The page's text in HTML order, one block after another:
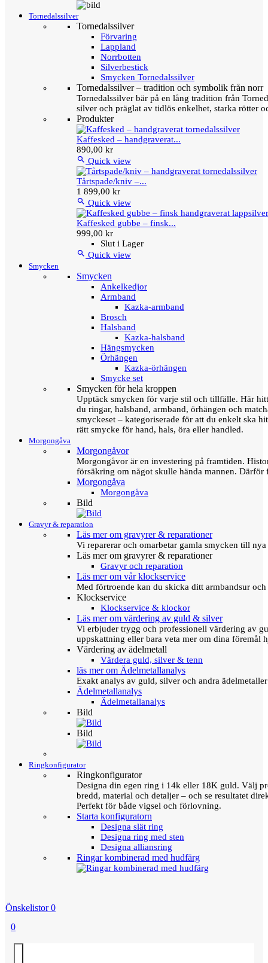
Tornedalssilver
Tornedalssilver
Förvaring
Lappland
Norrbotten
Silverbestick
Smycken Tornedalssilver
Tornedalssilver – tradition och symbolik från norr
Tornedalssilver bär på en lång tradition från
silver och präglat av tidlös enkelhet, starka rötter
Produkter
Kaffesked – handgraverat...
890,00 kr
 Quick view
Tårtspade/kniv –...
1 899,00 kr
 Quick view
Kaffesked gubbe – finsk...
999,00 kr
Slut i Lager
 Quick view
Smycken
Smycken
Ankelkedjor
Armband
Kazka-armband
Brosch
Halsband
Kazka-halsband
Hängsmycken
Örhängen
Kazka-örhängen
Smycke set
Smycken för hela kroppen
Upptäck smycken för varje stil och tillfälle. Här
du ringar, halsband, armband, örhängen och
smyckeset – kategoriserade för att du enkelt ska
rätt smycke för hand, hals, öra eller handled.
Morgongåva
Morgongåvor
Morgongåvor är en investering på framtiden.
försäkring om något skulle hända mannen.
Morgongåva
Morgongåva
Bild
Gravyr & reparation
Läs mer om gravyrer & reparationer
Vi reparerar och omarbetar gamla smycken till
Läs mer om gravyrer & reparationer
Gravyr och reparation
Läs mer om vår klockservice
Med förtroende kan du skicka ditt armbandsur
Klockservice
Klockservice & klockor
Läs mer om värdering av guld & silver
Vi erbjuder trygg och professionell värdering av
uppskattning eller bara veta mer om dina föremål
Värdering av ädelmetall
Värdera guld, silver & tenn
läs mer om Ädelmetallanalys
Exakt analys av guld, silver och andra
Ädelmetallanalys
Ädelmetallanalys
Bild
Bild
Ringkonfigurator
Ringkonfigurator
Designa din egen ring i 14k eller 18K guld. Välj
bredd, material och detaljer – och se resultatet
Perfekt för både vigsel och förlovning.
Starta konfiguratorn
Designa slät ring
Designa ring med sten
Designa alliansring
Ringar kombinerad med hudfärg
Önskelistor 0
0